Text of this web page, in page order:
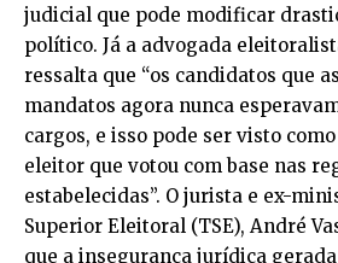
judicial que pode modificar
político. Já a advogada
ressalta que “os candidatos que
mandatos agora nunca
cargos, e isso pode ser visto
eleitor que votou com base nas
estabelecidas”. O jurista e ex-
Superior Eleitoral (TSE), André
que a insegurança jurídica